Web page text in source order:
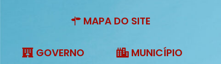
MAPA DO SITE
GOVERNO MUNICÍPIO